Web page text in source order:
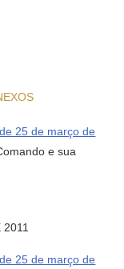
25 de março de
e sua
25 de março de